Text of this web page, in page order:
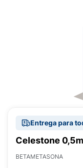
Entrega para
Celestone
BETAMETASONA